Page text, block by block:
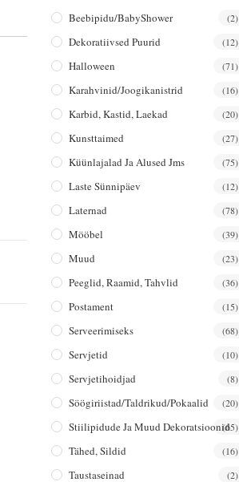
Beebipidu/BabyShower (2)
Dekoratiivsed Puurid (12)
Halloween (71)
Karahvinid/joogikanistrid (16)
Karbid, Kastid, Laekad (20)
Kunsttaimed (27)
Küünlajalad Ja Alused Jms (75)
Laste Sünnipäev (12)
Laternad (78)
Mööbel (39)
Muud (23)
Peeglid, Raamid, Tahvlid (36)
Postament (15)
Serveerimiseks (68)
Servjetid (10)
Servjetihoidjad (8)
Söögiriistad/taldrikud/pokaalid (20)
Stiilipidude Ja Muud Dekoratsioonid(65)
Tähed, Sildid (16)
Taustaseinad (2)